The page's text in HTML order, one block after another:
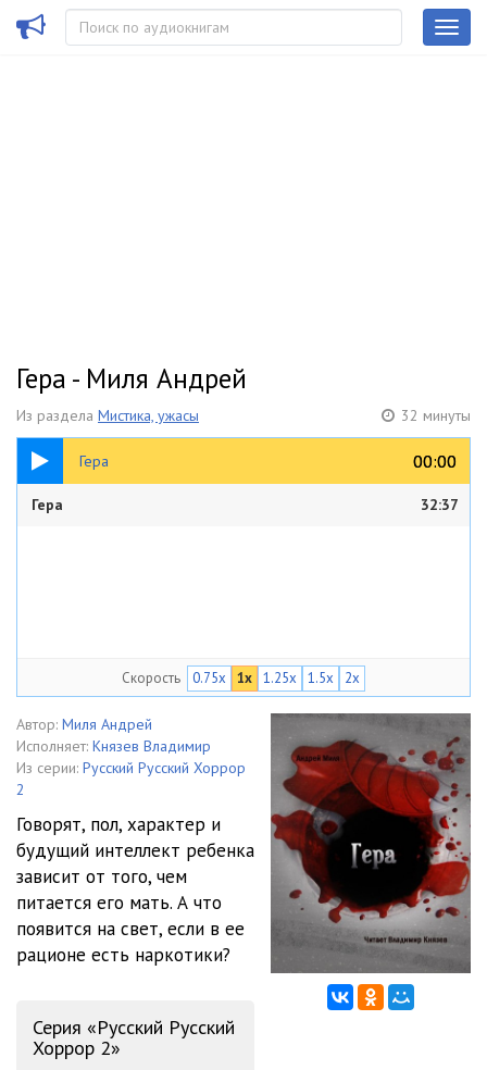
Гера - Миля Андрей
Из раздела Мистика, ужасы 32 минуты
Гера 00:00
00:00
32:37
Гера 32:37
Скорость 0.75x 1x 1.25x 1.5x 2x
Автор: Миля Андрей
Исполняет: Князев Владимир
Из серии: Русский Русский Хоррор
2
Говорят, пол, характер и
будущий интеллект ребенка
зависит от того, чем
питается его мать. А что
появится на свет, если в ее
рационе есть наркотики?
Серия «Русский Русский
Хоррор 2»